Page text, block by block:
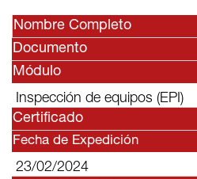
Nombre Completo
Documento
Módulo
Inspección de equipos (EPI)
Certificado
Fecha de Expedición
23/02/2024